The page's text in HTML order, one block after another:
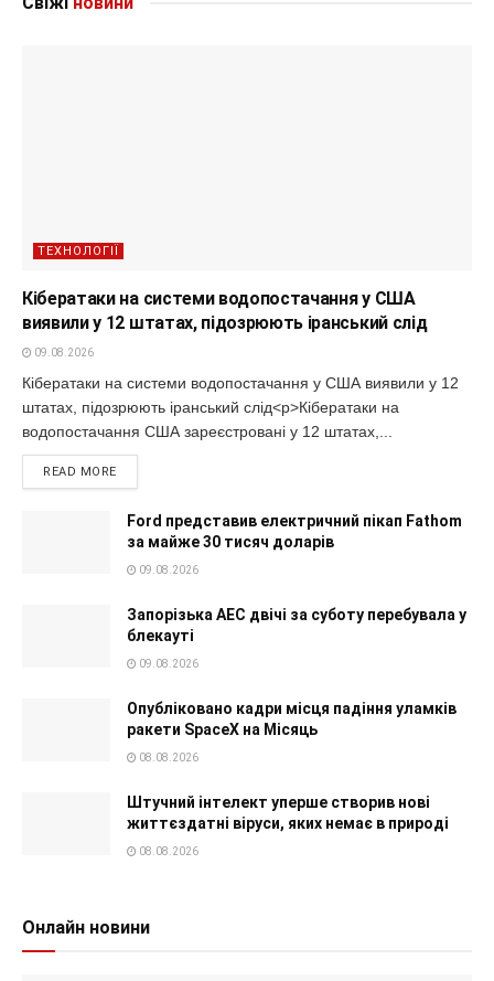
ТЕХНОЛОГІЇ
Кібератаки на системи водопостачання у США
виявили у 12 штатах, підозрюють іранський слід
09.08.2026
Кібератаки на системи водопостачання у США виявили у 12
штатах, підозрюють іранський слід<p>Кібератаки на
водопостачання США зареєстровані у 12 штатах,...
READ MORE
Ford представив електричний пікап Fathom
за майже 30 тисяч доларів
09.08.2026
Запорізька АЕС двічі за суботу перебувала у
блекауті
09.08.2026
Опубліковано кадри місця падіння уламків
ракети SpaceX на Місяць
08.08.2026
Штучний інтелект уперше створив нові
життєздатні віруси, яких немає в природі
08.08.2026
Онлайн новини